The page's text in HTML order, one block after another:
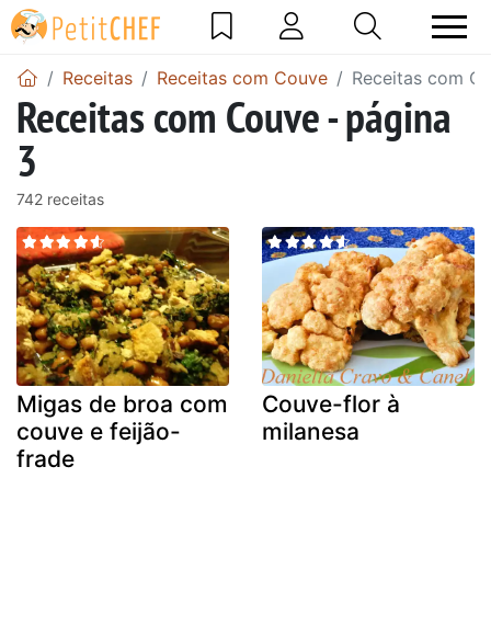
Receitas Receitas com Couve Receitas com
Receitas com Couve - página
3
742 receitas
Migas de broa com
couve e feijão-
frade
Couve-flor à
milanesa